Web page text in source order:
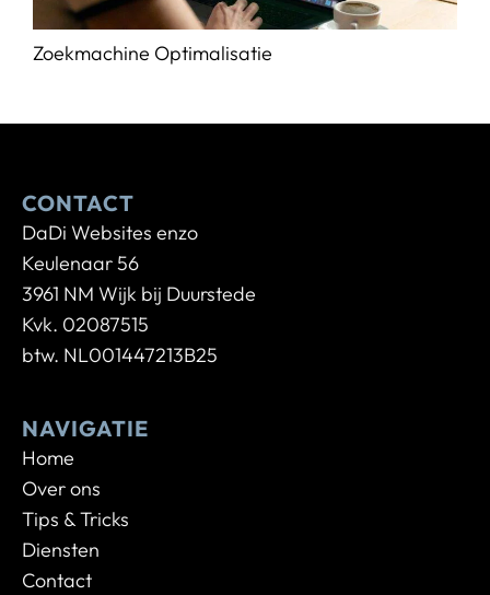
Zoekmachine Optimalisatie
CONTACT
DaDi Websites enzo
Keulenaar 56
3961 NM Wijk bij Duurstede
Kvk. 02087515
btw. NL001447213B25
NAVIGATIE
Home
Over ons
Tips & Tricks
Diensten
Contact